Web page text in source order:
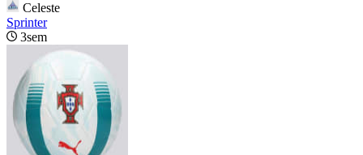
Celeste
Sprinter
3sem